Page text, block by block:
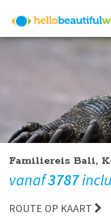
Familiereis Bali,
vanaf3787
ROUTE OP KAART